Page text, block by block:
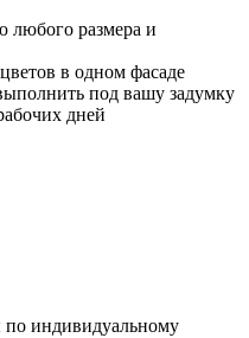
любого размера и
в одном фасаде
под вашу задумку
дней
по индивидуальному